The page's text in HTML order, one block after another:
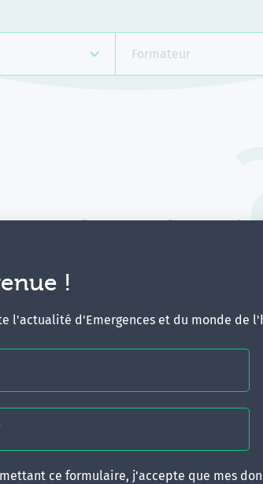
!
l'actualité d'Emergences et du monde de
ce formulaire, j'accepte que mes
Formateur
Aucune